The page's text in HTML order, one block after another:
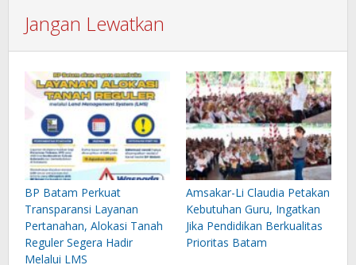
Jangan Lewatkan
BP Batam Perkuat
Transparansi Layanan
Pertanahan, Alokasi Tanah
Reguler Segera Hadir
Melalui LMS
Amsakar-Li Claudia Petakan
Kebutuhan Guru, Ingatkan
Jika Pendidikan Berkualitas
Prioritas Batam